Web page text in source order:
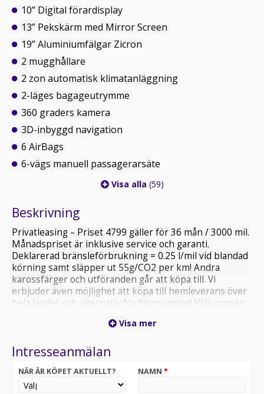
10’’ Digital förardisplay
13” Pekskärm med Mirror Screen
19” Aluminiumfälgar Zicron
2 mugghållare
2 zon automatisk klimatanläggning
2-läges bagageutrymme
360 graders kamera
3D-inbyggd navigation
6 AirBags
6-vägs manuell passagerarsäte
Visa alla (59)
Beskrivning
Privatleasing – Priset 4799 gäller för 36 mån / 3000 mil.
Månadspriset är inklusive service och garanti.
Deklarerad bränsleförbrukning = 0.25 l/mil vid blandad
körning samt släpper ut 55g/CO2 per km! Andra
karossfärger och utföranden går att köpa till. Vi
erbjuder även möjlighet att köpa till hemleverans över
hela landet och alternativ för finansiering! Välkommen
leveransinformation. Varmt välkommen in på besök till
Norrtälje eller Lund!
skilja sig från din faktiska konfiguration.
Visa mer
Intresseanmälan
NÄR ÄR KÖPET AKTUELLT? NAMN *